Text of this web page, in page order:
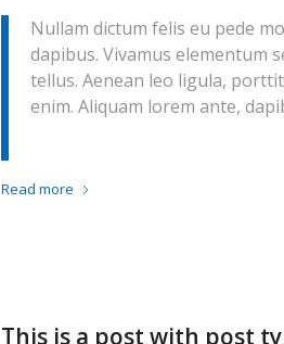
Nullam dictum felis eu pede
dapibus. Vivamus elementum
tellus. Aenean leo ligula,
enim. Aliquam lorem ante,
Read more
This is a post with post